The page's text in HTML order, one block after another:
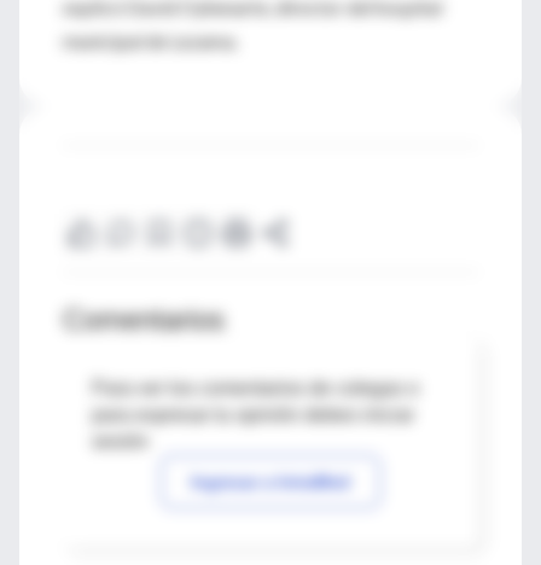
explicó David Oyhenarte, director del hospital
municipal de Lezama.
Comentarios
Para ver los comentarios de colegas o
Ingresar a IntraMed